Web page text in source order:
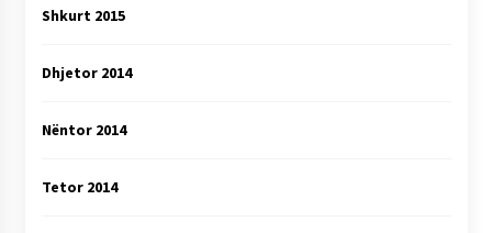
Shkurt 2015
Dhjetor 2014
Nëntor 2014
Tetor 2014